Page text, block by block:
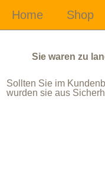
Sie waren zu
Sollten Sie im
wurden sie aus